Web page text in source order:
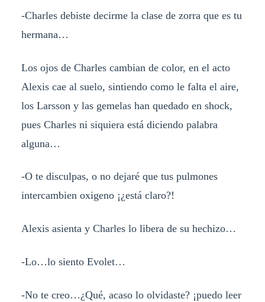
-Charles debiste decirme la clase de zorra que es tu
hermana…
Los ojos de Charles cambian de color, en el acto
Alexis cae al suelo, sintiendo como le falta el aire,
los Larsson y las gemelas han quedado en shock,
pues Charles ni siquiera está diciendo palabra
alguna…
-O te disculpas, o no dejaré que tus pulmones
intercambien oxigeno ¡¿está claro?!
Alexis asienta y Charles lo libera de su hechizo…
-Lo…lo siento Evolet…
-No te creo…¿Qué, acaso lo olvidaste? ¡puedo leer